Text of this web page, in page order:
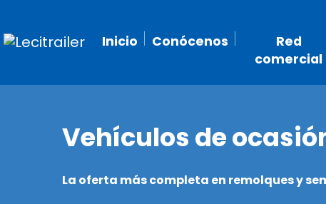
Inicio Conócenos
Red
comercial
Vehículos de
La oferta más completa en remolques y